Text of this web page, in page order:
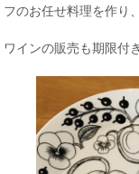
フのお任せ料理を作り
ワインの販売も期限付